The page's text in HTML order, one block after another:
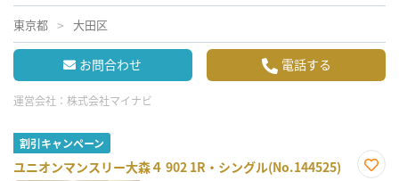
東京都 大田区
お問合わせ 電話する
運営会社： 株式会社マイナビ
割引キャンペーン
ユニオンマンスリー大森４ 902 1R・シングル(No.144525)